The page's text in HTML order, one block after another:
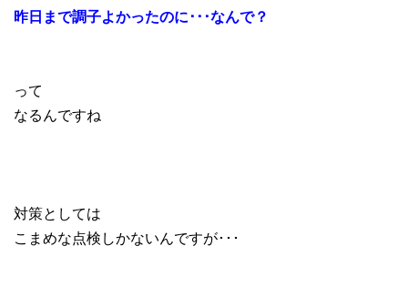
昨日まで調子よかったのに･･･なんで？
って
なるんですね
対策としては
こまめな点検しかないんですが･･･